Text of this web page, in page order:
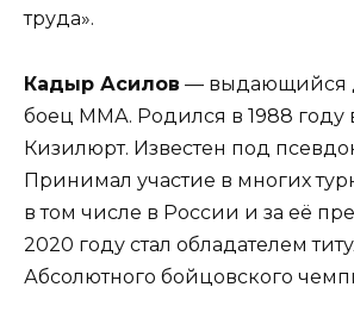
труда».
Кадыр Асилов — выдающийся
боец ММА. Родился в 1988 году
Кизилюрт. Известен под
Принимал участие в многих
в том числе в России и за её
2020 году стал обладателем
Абсолютного бойцовского